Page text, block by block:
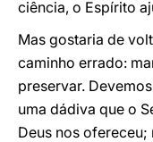
ciência, o Espírito
Mas gostaria de
caminho errado:
preservar.
uma dádiva que o
Deus nos